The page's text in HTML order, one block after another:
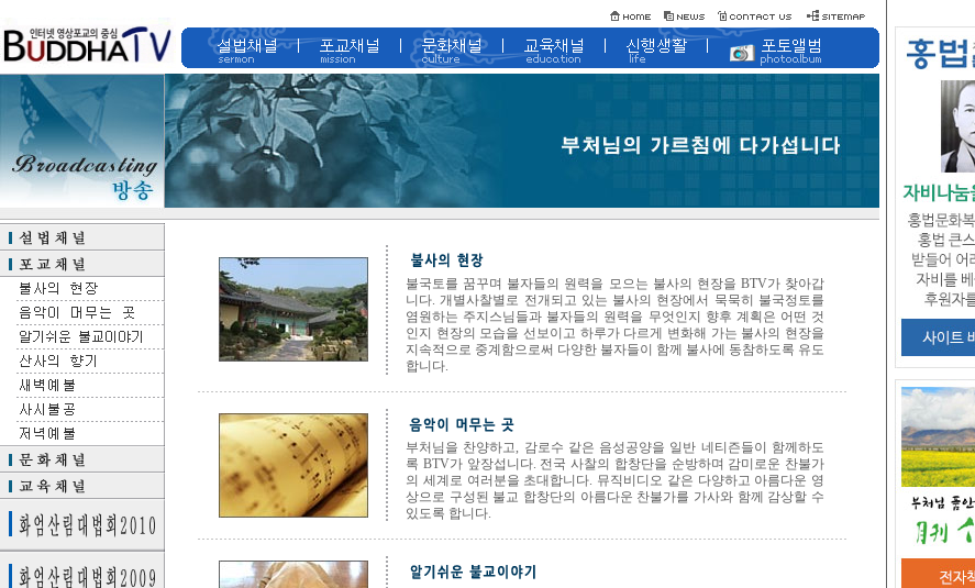
불국토를 꿈꾸며 불자들의 원력을 모으는 불사의 현장을 BTV가 찾아갑
니다. 개별사찰별로 전개되고 있는 불사의 현장에서 묵묵히 불국정토를
염원하는 주지스님들과 불자들의 원력을 무엇인지 향후 계획은 어떤 것
인지 현장의 모습을 선보이고 하루가 다르게 변화해 가는 불사의 현장을
지속적으로 중계함으로써 다양한 불자들이 함께 불사에 동참하도록 유도
합니다.
부처님을 찬양하고, 감로수 같은 음성공양을 일반 네티즌들이 함께하도
록 BTV가 앞장섭니다. 전국 사찰의 합창단을 순방하며 감미로운 찬불가
의 세계로 여러분을 초대합니다. 뮤직비디오 같은 다양하고 아름다운 영
상으로 구성된 불교 합창단의 아름다운 찬불가를 가사와 함께 감상할 수
있도록 합니다.